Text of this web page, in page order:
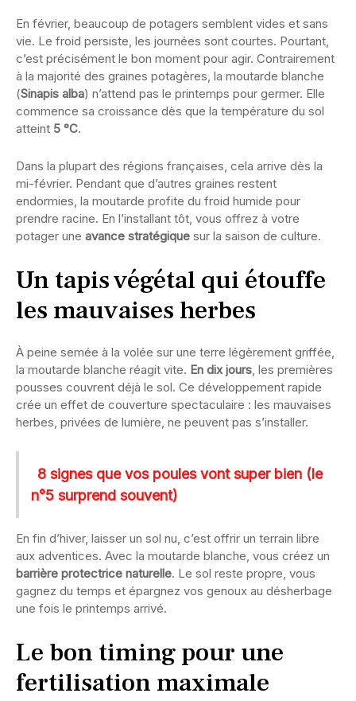
En février, beaucoup de potagers semblent vides et sans
vie. Le froid persiste, les journées sont courtes. Pourtant,
c’est précisément le bon moment pour agir. Contrairement
à la majorité des graines potagères, la moutarde blanche
(Sinapis alba) n’attend pas le printemps pour germer. Elle
commence sa croissance dès que la température du sol
atteint 5 °C.
Dans la plupart des régions françaises, cela arrive dès la
mi-février. Pendant que d’autres graines restent
endormies, la moutarde profite du froid humide pour
prendre racine. En l’installant tôt, vous offrez à votre
potager une avance stratégique sur la saison de culture.
Un tapis végétal qui étouffe
les mauvaises herbes
À peine semée à la volée sur une terre légèrement griffée,
la moutarde blanche réagit vite. En dix jours, les premières
pousses couvrent déjà le sol. Ce développement rapide
crée un effet de couverture spectaculaire : les mauvaises
herbes, privées de lumière, ne peuvent pas s’installer.
8 signes que vos poules vont super bien (le
n°5 surprend souvent)
En fin d’hiver, laisser un sol nu, c’est offrir un terrain libre
aux adventices. Avec la moutarde blanche, vous créez un
barrière protectrice naturelle. Le sol reste propre, vous
gagnez du temps et épargnez vos genoux au désherbage
une fois le printemps arrivé.
Le bon timing pour une
fertilisation maximale